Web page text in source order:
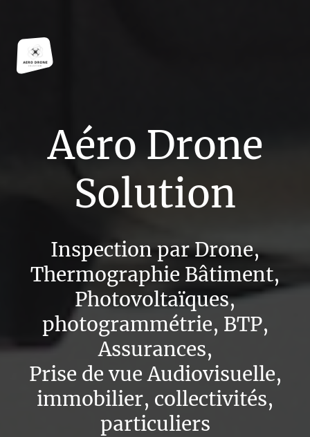
Aéro Drone
Solution
Inspection par Drone,
Thermographie Bâtiment,
Photovoltaïques,
photogrammétrie, BTP,
Assurances,
Prise de vue Audiovisuelle,
immobilier, collectivités,
particuliers